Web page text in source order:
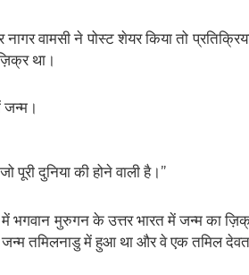
नागर वामसी ने पोस्ट शेयर किया तो
था।
जन्म।
पूरी दुनिया की होने वाली है।”
भगवान मुरुगन के उत्तर भारत में जन्म का
तमिलनाडु में हुआ था और वे एक तमिल